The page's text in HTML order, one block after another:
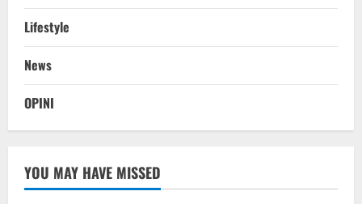
Lifestyle
News
OPINI
YOU MAY HAVE MISSED